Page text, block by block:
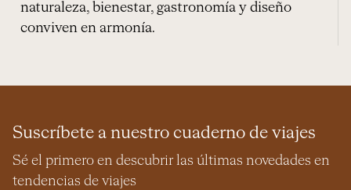
naturaleza, bienestar, gastronomía y diseño
conviven en armonía.
Suscríbete a nuestro cuaderno de viajes
Sé el primero en descubrir las últimas novedades en
tendencias de viajes